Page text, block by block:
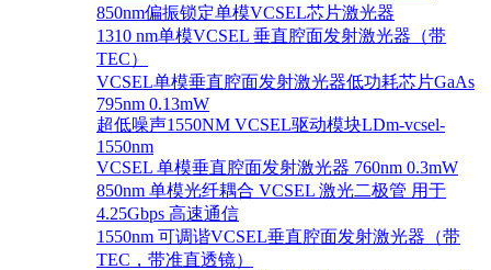
850nm偏振锁定单模VCSEL芯片激光器
1310 nm单模VCSEL 垂直腔面发射激光器（带
TEC）
VCSEL单模垂直腔面发射激光器低功耗芯片GaAs
795nm 0.13mW
超低噪声1550NM VCSEL驱动模块LDm-vcsel-
1550nm
VCSEL 单模垂直腔面发射激光器 760nm 0.3mW
850nm 单模光纤耦合 VCSEL 激光二极管 用于
4.25Gbps 高速通信
1550nm 可调谐VCSEL垂直腔面发射激光器（带
TEC，带准直透镜）